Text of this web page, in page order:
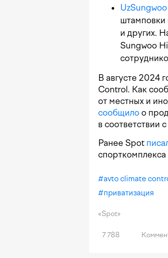
UzSungwoo
штамповки
и других.
Sungwoo
В августе 2024
Control. Как
от местных и
сообщило о
в соответствии
Ранее Spot
#avto climate
#приватизация
«Spot»
7 788